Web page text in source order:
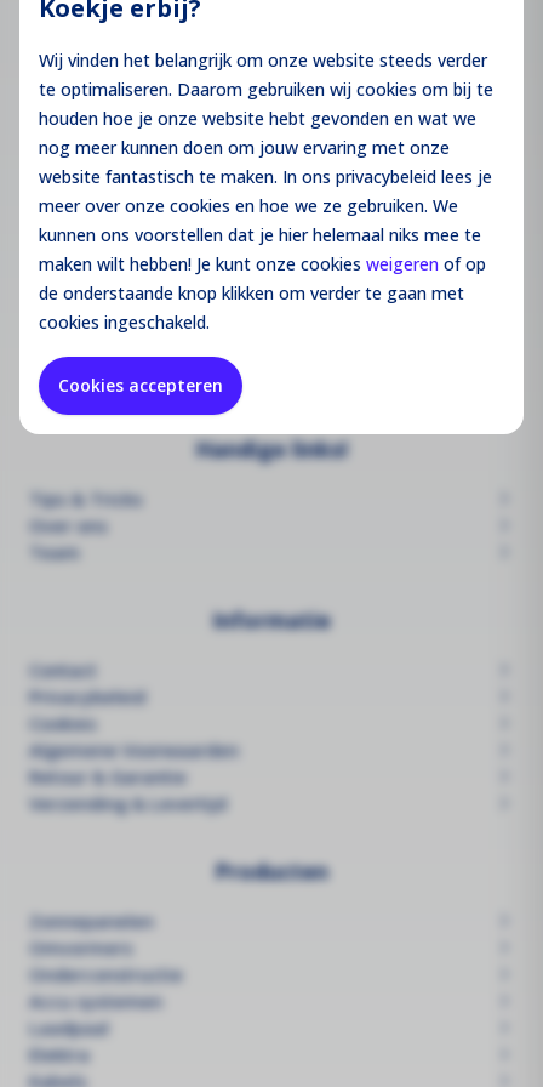
Koekje erbij?
Wij vinden het belangrijk om onze website steeds verder
te optimaliseren. Daarom gebruiken wij cookies om bij te
houden hoe je onze website hebt gevonden en wat we
nog meer kunnen doen om jouw ervaring met onze
website fantastisch te maken. In ons privacybeleid lees je
meer over onze cookies en hoe we ze gebruiken. We
kunnen ons voorstellen dat je hier helemaal niks mee te
maken wilt hebben! Je kunt onze cookies weigeren of op
de onderstaande knop klikken om verder te gaan met
cookies ingeschakeld.
Cookies accepteren
+3185 301 52 31
KvK:85977012
BTW:NL863814505B01
Hoofdkantoor
Marwijksoord 7
9448 XA, Marwijksoord
Marwijksoord 4a
9448 XA, Marwijksoord
Handige links!
Tips & Tricks
Over ons
Team
Informatie
Contact
Privacybeleid
Cookies
Algemene Voorwaarden
Retour & Garantie
Verzending & Levertijd
Producten
Zonnepanelen
Omvormers
Onderconstructie
Accu systemen
Laadpaal
Elektra
Kabels